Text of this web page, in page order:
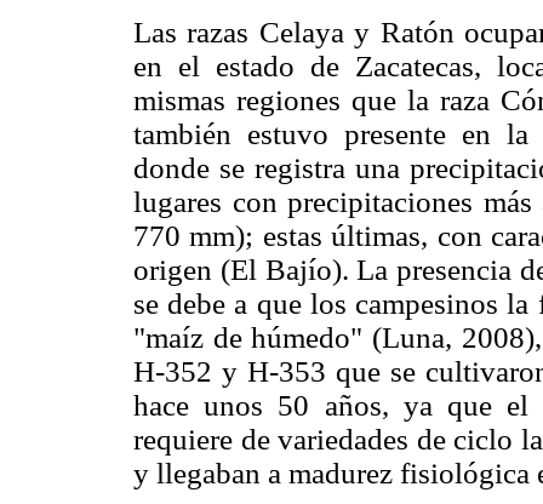
Las razas Celaya y Ratón
en el estado de Zacatecas,
mismas regiones que la raza
también estuvo presente en
donde se registra una
lugares con precipitaciones
770 mm); estas últimas, con
origen (El Bajío). La presencia
se debe a que los campesinos
"maíz de húmedo" (Luna,
H-352 y H-353 que se
hace unos 50 años, ya que
requiere de variedades de ciclo
y llegaban a madurez fisiológica